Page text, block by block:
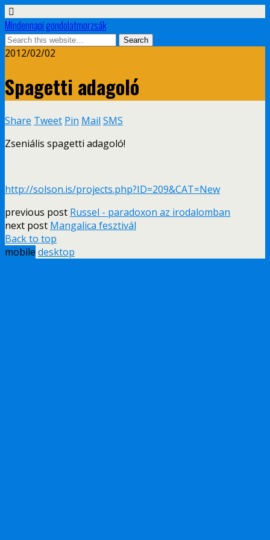
Mindennapi gondolatmorzsák
2012/02/02
Spagetti adagoló
Share Tweet Pin Mail SMS
Zseniális spagetti adagoló!
http://solson.is/projects.php?ID=209&CAT=New
previous post Russel - paradoxon az irodalomban
next post Mangalica fesztivál
Back to top
mobile desktop